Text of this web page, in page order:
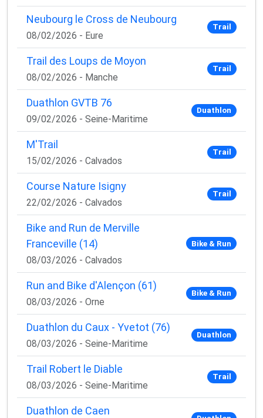
×
🚴‍♂️ Rejoignez la communauté des coureurs
Neubourg le Cross de Neubourg
08/02/2026 - Eure
Trail
Trail des Loups de Moyon
08/02/2026 - Manche
Trail
Duathlon GVTB 76
09/02/2026 - Seine-Maritime
Duathlon
M'Trail
15/02/2026 - Calvados
Trail
Course Nature Isigny
22/02/2026 - Calvados
Trail
Bike and Run de Merville
Franceville (14)
08/03/2026 - Calvados
Bike & Run
Run and Bike d'Alençon (61)
08/03/2026 - Orne
Bike & Run
Duathlon du Caux - Yvetot (76)
08/03/2026 - Seine-Maritime
Duathlon
Trail Robert le Diable
08/03/2026 - Seine-Maritime
Trail
Duathlon de Caen